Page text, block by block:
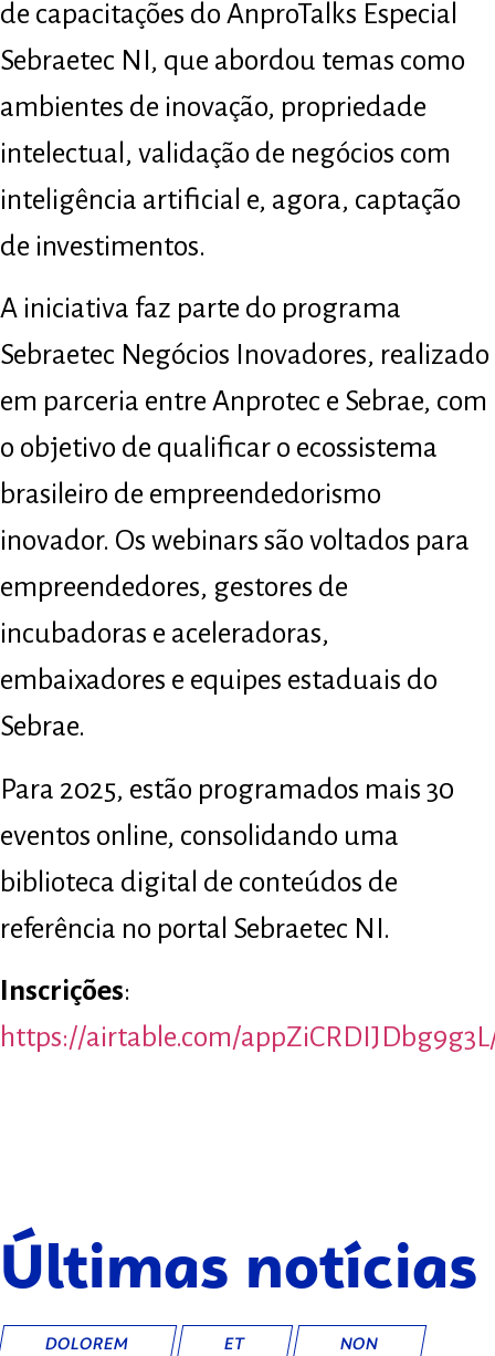
de capacitações do AnproTalks Especial
Sebraetec NI, que abordou temas como
ambientes de inovação, propriedade
intelectual, validação de negócios com
inteligência artificial e, agora, captação
de investimentos.
A iniciativa faz parte do programa
Sebraetec Negócios Inovadores, realizado
em parceria entre Anprotec e Sebrae, com
o objetivo de qualificar o ecossistema
brasileiro de empreendedorismo
inovador. Os webinars são voltados para
empreendedores, gestores de
incubadoras e aceleradoras,
embaixadores e equipes estaduais do
Sebrae.
Para 2025, estão programados mais 30
eventos online, consolidando uma
biblioteca digital de conteúdos de
referência no portal Sebraetec NI.
Inscrições:
https://airtable.com/
Últimas notícias
DOLOREM ET NON